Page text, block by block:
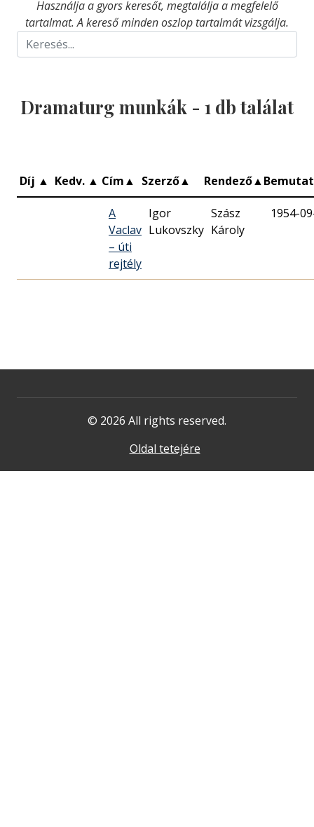
Használja a gyors keresőt, megtalálja a megfelelő
tartalmat. A kereső minden oszlop tartalmát vizsgálja.
Dramaturg munkák - 1 db találat
Díj ▲ Kedv. ▲ Cím▲ Szerző▲ Rendező▲
A
Vaclav
– úti
rejtély
Igor
Lukovszky
Szász
Károly
1954-
© 2026 All rights reserved.
Oldal tetejére